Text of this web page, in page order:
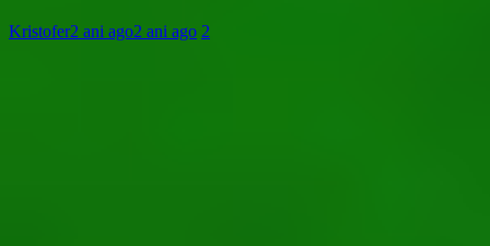
Kristofer2 ani ago2 ani ago 2